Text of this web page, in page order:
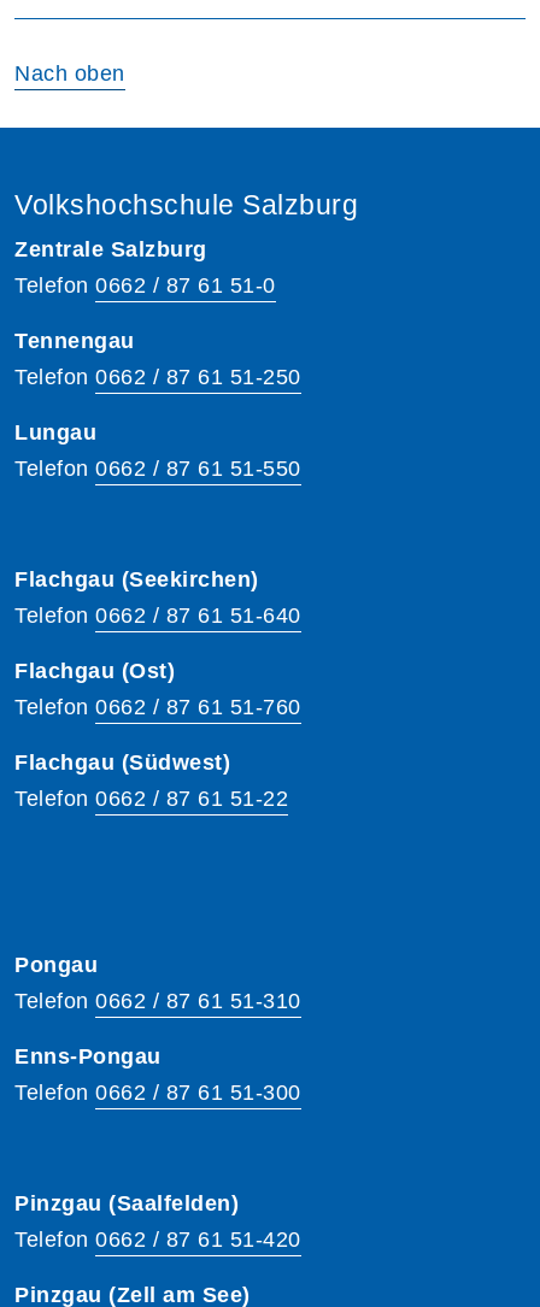
Nach oben
Volkshochschule Salzburg
Zentrale Salzburg
Telefon 0662 / 87 61 51-0
Tennengau
Telefon 0662 / 87 61 51-250
Lungau
Telefon 0662 / 87 61 51-550
Flachgau (Seekirchen)
Telefon 0662 / 87 61 51-640
Flachgau (Ost)
Telefon 0662 / 87 61 51-760
Flachgau (Südwest)
Telefon 0662 / 87 61 51-22
Pongau
Telefon 0662 / 87 61 51-310
Enns-Pongau
Telefon 0662 / 87 61 51-300
Pinzgau (Saalfelden)
Telefon 0662 / 87 61 51-420
Pinzgau (Zell am See)